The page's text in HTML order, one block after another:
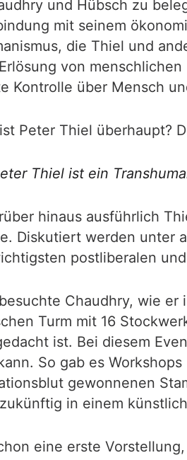
und Hübsch zu
mit seinem
die Thiel und
von
Kontrolle über Mensch
Peter Thiel überhaupt?
Thiel ist ein
hinaus ausführlich
Diskutiert werden unter
postliberalen
Chaudhry, wie er
Turm mit 16
ist. Bei diesem
So gab es
gewonnenen
in einem
eine erste